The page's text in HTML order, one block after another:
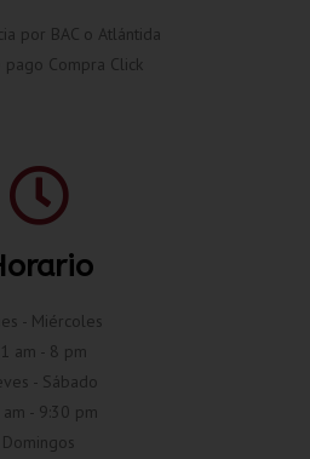
por BAC o Atlántida
pago Compra Click
- Miércoles
am - 8 pm
- Sábado
am - 9:30 pm
Domingos